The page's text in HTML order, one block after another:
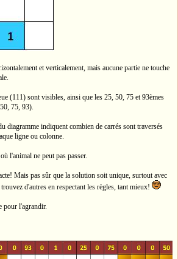
et verticalement, mais aucune partie ne touche
(111) sont visibles, ainsi que les 25, 50, 75 et 93èmes
75, 93).
diagramme indiquent combien de carrés sont traversés
ligne ou colonne.
l'animal ne peut pas passer.
Mais pas sûr que la solution soit unique, surtout avec
d'autres en respectant les règles, tant mieux!
pour l'agrandir.